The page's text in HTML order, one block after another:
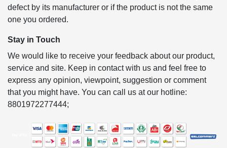
defect by its manufacturer or if the product is not the same
one you ordered.
Stay in Touch
We would like to receive your feedback about our product,
service and site. Keep in contact with us and feel free to
express any opinion, viewpoint, suggestion or comment
that you might have. You can call us at our hotline:
8801972277444;